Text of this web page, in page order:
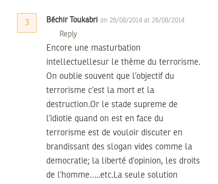
3 Béchir Toukabri on 26/08/2014 at 26/08/2014
Reply
Encore une masturbation
intellectuellesur le thème du terrorisme.
On oublie souvent que l’objectif du
terrorisme c’est la mort et la
destruction.Or le stade supreme de
l’idiotie quand on est en face du
terrorisme est de vouloir discuter en
brandissant des slogan vides comme la
democratie; la liberté d’opinion, les droits
de l’homme…..etc.La seule solution